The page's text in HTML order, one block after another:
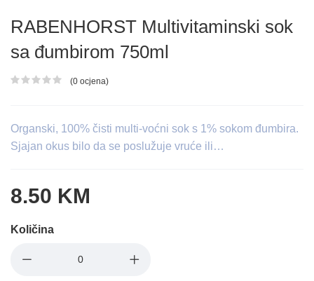
RABENHORST Multivitaminski sok
sa đumbirom 750ml
Ocjena proizvoda
(0 ocjena)
Organski, 100% čisti multi-voćni sok s 1% sokom đumbira.
Sjajan okus bilo da se poslužuje vruće ili…
8.50 KM
Količina